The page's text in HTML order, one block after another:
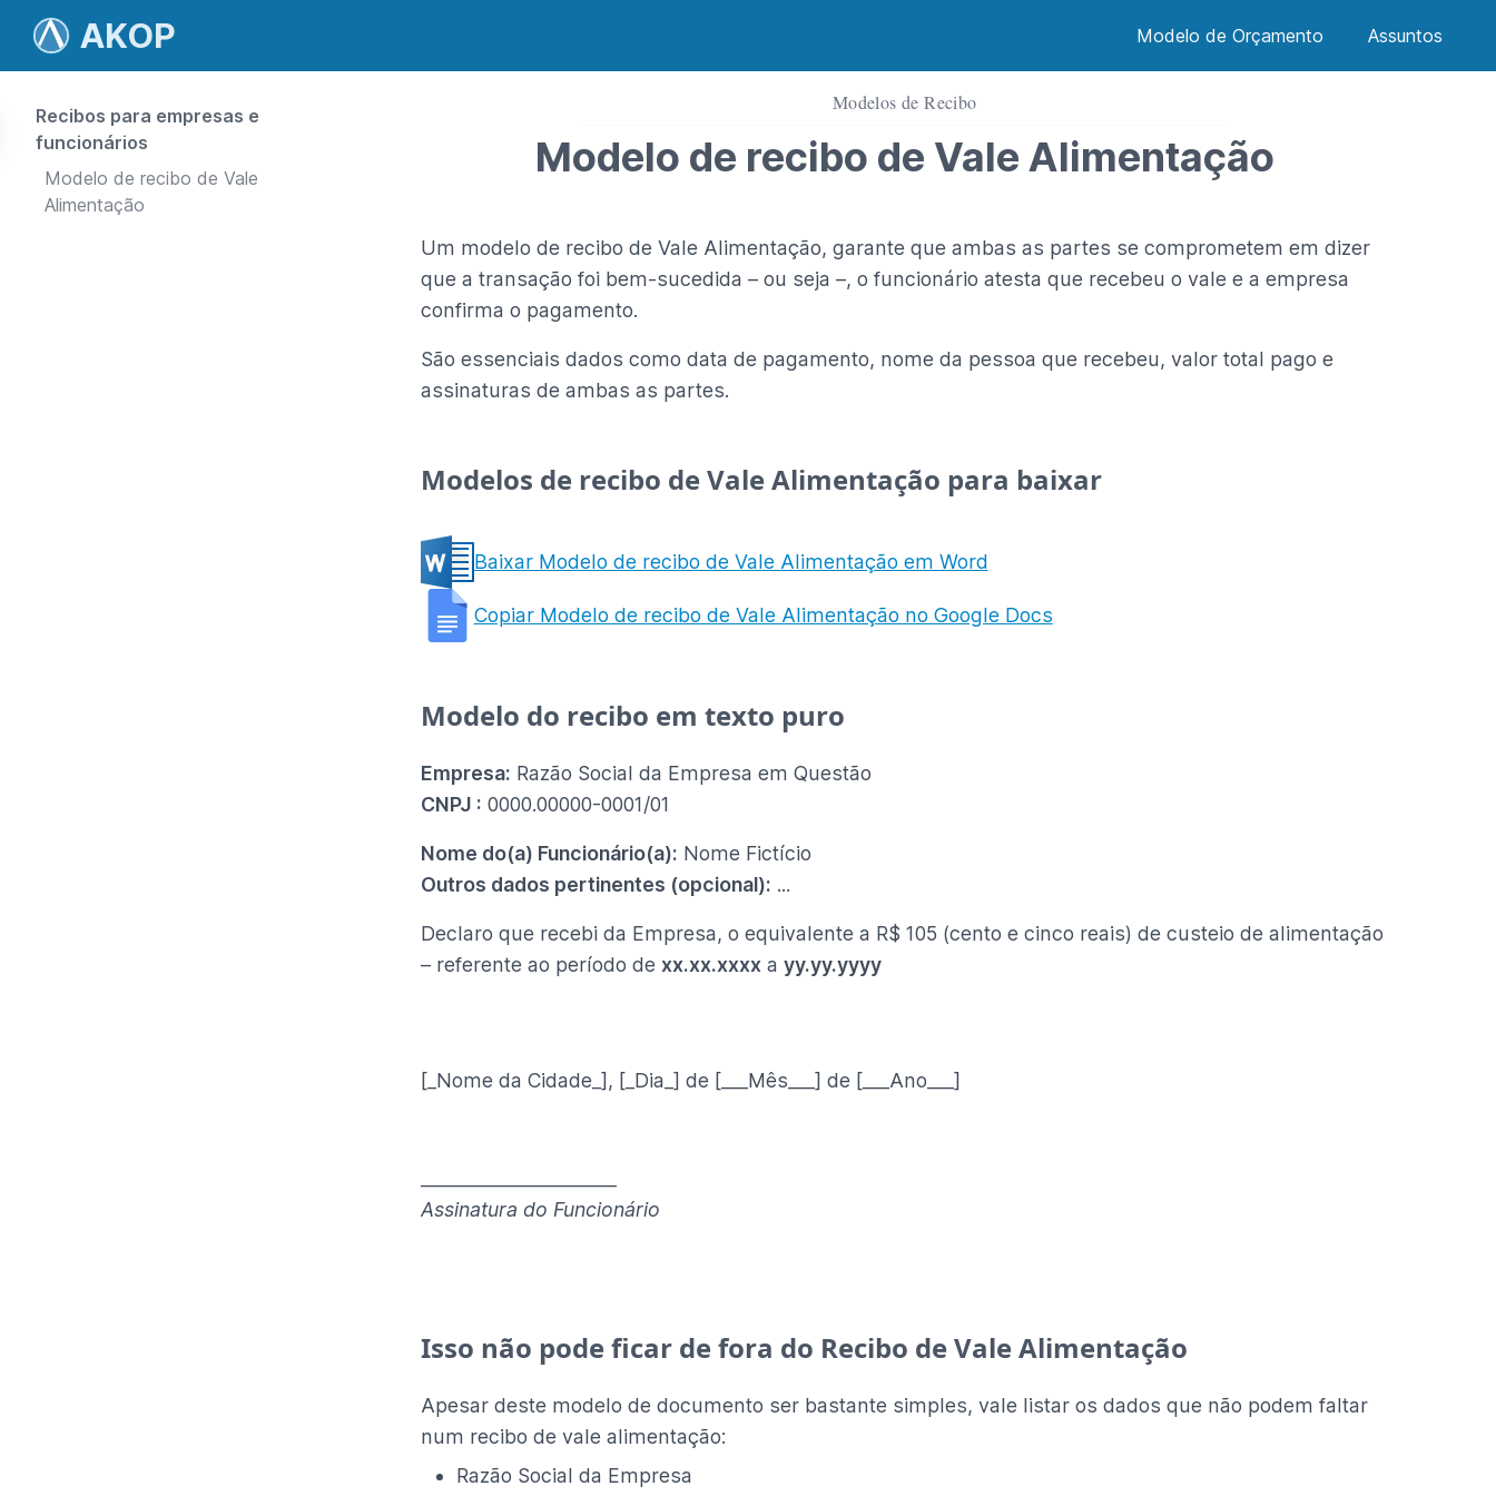
AKOP Modelo de Orçamento Assuntos
Recibos para empresas e
funcionários
Modelo de recibo de Vale
Alimentação
Modelos de Recibo
Modelo de recibo de Vale Alimentação
Um modelo de recibo de Vale Alimentação, garante que ambas as partes se comprometem em dizer
que a transação foi bem-sucedida – ou seja –, o funcionário atesta que recebeu o vale e a empresa
confirma o pagamento.
São essenciais dados como data de pagamento, nome da pessoa que recebeu, valor total pago e
assinaturas de ambas as partes.
Modelos de recibo de Vale Alimentação para baixar
Baixar Modelo de recibo de Vale Alimentação em Word
Copiar Modelo de recibo de Vale Alimentação no Google Docs
Modelo do recibo em texto puro
Empresa: Razão Social da Empresa em Questão
CNPJ : 0000.00000-0001/01
Nome do(a) Funcionário(a): Nome Fictício
Outros dados pertinentes (opcional): ...
Declaro que recebi da Empresa, o equivalente a R$ 105 (cento e cinco reais) de custeio de alimentação
– referente ao período de xx.xx.xxxxa yy.yy.yyyy
[_Nome da Cidade_], [_Dia_] de [___Mês___] de [___Ano___]
Assinatura do Funcionário
Isso não pode ficar de fora do Recibo de Vale Alimentação
Apesar deste modelo de documento ser bastante simples, vale listar os dados que não podem faltar
num recibo de vale alimentação:
Razão Social da Empresa